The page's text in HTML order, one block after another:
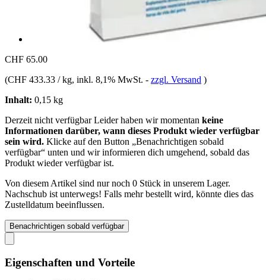
CHF 65.00
(CHF 433.33 / kg, inkl. 8,1% MwSt. - zzgl. Versand )
Inhalt: 0,15 kg
Derzeit nicht verfügbarLeider haben wir momentan keine
Informationen darüber, wann dieses Produkt wieder verfügbar
sein wird. Klicke auf den Button „Benachrichtigen sobald
verfügbar“ unten und wir informieren dich umgehend, sobald das
Produkt wieder verfügbar ist.
Von diesem Artikel sind nur noch 0 Stück in unserem Lager.
Nachschub ist unterwegs! Falls mehr bestellt wird, könnte dies das
Zustelldatum beeinflussen.
Benachrichtigen sobald verfügbar
Eigenschaften und Vorteile